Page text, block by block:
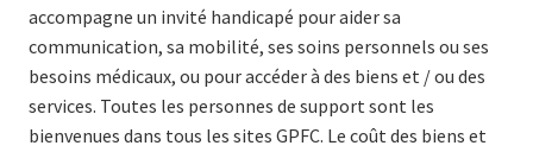
accompagne un invité handicapé pour aider sa
communication, sa mobilité, ses soins personnels ou ses
besoins médicaux, ou pour accéder à des biens et / ou des
services. Toutes les personnes de support sont les
bienvenues dans tous les sites GPFC. Le coût des biens et